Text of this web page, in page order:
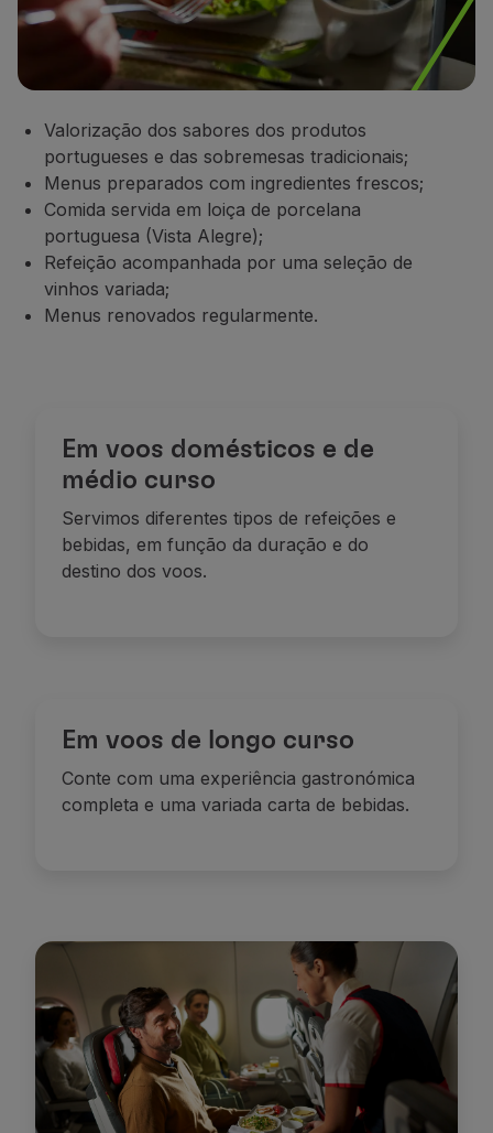
Valorização dos sabores dos produtos
portugueses e das sobremesas tradicionais;
Menus preparados com ingredientes frescos;
Comida servida em loiça de porcelana
portuguesa (Vista Alegre);
Refeição acompanhada por uma seleção de
vinhos variada;
Menus renovados regularmente.
Em voos domésticos e de
médio curso
Servimos diferentes tipos de refeições e
bebidas, em função da duração e do
destino dos voos.
Em voos de longo curso
Conte com uma experiência gastronómica
completa e uma variada carta de bebidas.